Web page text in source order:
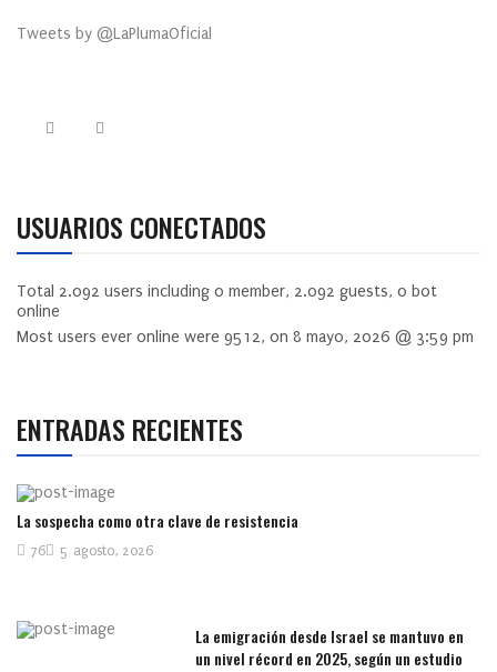
Tweets by @LaPlumaOficial
USUARIOS CONECTADOS
Total 2.092 users including 0 member, 2.092 guests, 0 bot
online
Most users ever online were 9512, on 8 mayo, 2026 @ 3:59 pm
ENTRADAS RECIENTES
La sospecha como otra clave de resistencia
5 agosto, 2026
76
La emigración desde Israel se mantuvo en
un nivel récord en 2025, según un estudio